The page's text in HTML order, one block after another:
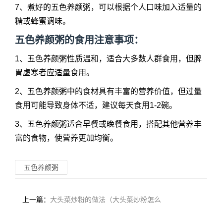
7、煮好的五色养颜粥，可以根据个人口味加入适量的
糖或蜂蜜调味。
五色养颜粥的食用注意事项：
1、五色养颜粥性质温和，适合大多数人群食用，但脾
胃虚寒者应适量食用。
2、五色养颜粥中的食材具有丰富的营养价值，但过量
食用可能导致身体不适，建议每天食用1-2碗。
3、五色养颜粥适合早餐或晚餐食用，搭配其他营养丰
富的食物，使营养更加均衡。
五色养颜粥
上一篇： 大头菜炒粉的做法（大头菜炒粉怎么